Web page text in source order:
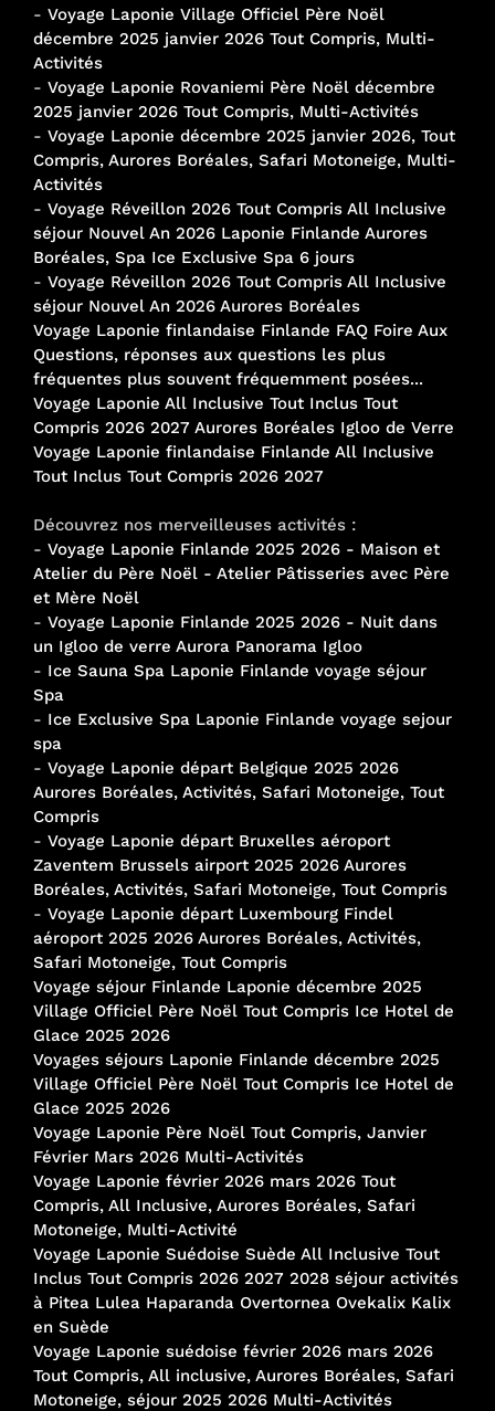
- Voyage Laponie Village Officiel Père Noël
décembre 2025 janvier 2026 Tout Compris, Multi-
Activités
- Voyage Laponie Rovaniemi Père Noël décembre
2025 janvier 2026 Tout Compris, Multi-Activités
- Voyage Laponie décembre 2025 janvier 2026, Tout
Compris, Aurores Boréales, Safari Motoneige, Multi-
Activités
- Voyage Réveillon 2026 Tout Compris All Inclusive
séjour Nouvel An 2026 Laponie Finlande Aurores
Boréales, Spa Ice Exclusive Spa 6 jours
- Voyage Réveillon 2026 Tout Compris All Inclusive
séjour Nouvel An 2026 Aurores Boréales
Voyage Laponie finlandaise Finlande FAQ Foire Aux
Questions, réponses aux questions les plus
fréquentes plus souvent fréquemment posées...
Voyage Laponie All Inclusive Tout Inclus Tout
Compris 2026 2027 Aurores Boréales Igloo de Verre
Voyage Laponie finlandaise Finlande All Inclusive
Tout Inclus Tout Compris 2026 2027
Découvrez nos merveilleuses activités :
- Voyage Laponie Finlande 2025 2026 - Maison et
Atelier du Père Noël - Atelier Pâtisseries avec Père
et Mère Noël
- Voyage Laponie Finlande 2025 2026 - Nuit dans
un Igloo de verre Aurora Panorama Igloo
- Ice Sauna Spa Laponie Finlande voyage séjour
Spa
- Ice Exclusive Spa Laponie Finlande voyage sejour
spa
- Voyage Laponie départ Belgique 2025 2026
Aurores Boréales, Activités, Safari Motoneige, Tout
Compris
- Voyage Laponie départ Bruxelles aéroport
Zaventem Brussels airport 2025 2026 Aurores
Boréales, Activités, Safari Motoneige, Tout Compris
- Voyage Laponie départ Luxembourg Findel
aéroport 2025 2026 Aurores Boréales, Activités,
Safari Motoneige, Tout Compris
Voyage séjour Finlande Laponie décembre 2025
Village Officiel Père Noël Tout Compris Ice Hotel de
Glace 2025 2026
Voyages séjours Laponie Finlande décembre 2025
Village Officiel Père Noël Tout Compris Ice Hotel de
Glace 2025 2026
Voyage Laponie Père Noël Tout Compris, Janvier
Février Mars 2026 Multi-Activités
Voyage Laponie février 2026 mars 2026 Tout
Compris, All Inclusive, Aurores Boréales, Safari
Motoneige, Multi-Activité
Voyage Laponie Suédoise Suède All Inclusive Tout
Inclus Tout Compris 2026 2027 2028 séjour activités
à Pitea Lulea Haparanda Overtornea Ovekalix Kalix
en Suède
Voyage Laponie suédoise février 2026 mars 2026
Tout Compris, All inclusive, Aurores Boréales, Safari
Motoneige, séjour 2025 2026 Multi-Activités